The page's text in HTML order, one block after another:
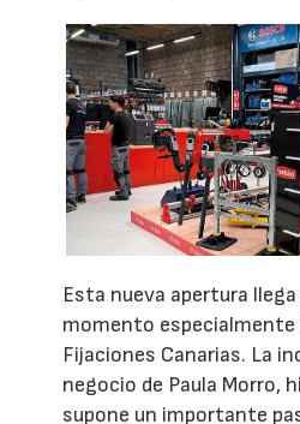
Esta nueva apertura
momento
Fijaciones Canarias. La
negocio de Paula Morro,
supone un importante